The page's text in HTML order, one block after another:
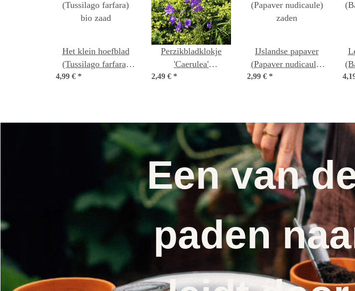
Het klein hoefblad
(Tussilago farfara)
bio zaad
4,99 € *
Perzikbladklokje
'Caerulea'
(Campanula
2,49 € *
IJslandse papaver
(Papaver nudicaule)
2,99 € *
Een van
paden